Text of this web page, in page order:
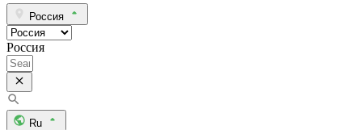
Россия
Россия
Ru